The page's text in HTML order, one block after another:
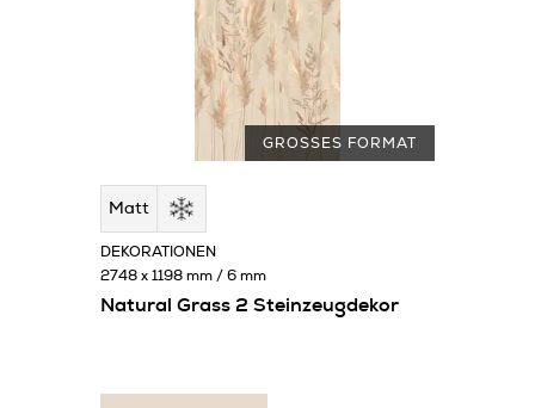
GROSSES FORMAT
Matt
Natural Grass 2 Steinzeugdekor
DEKORATIONEN
2748 x 1198 mm / 6 mm